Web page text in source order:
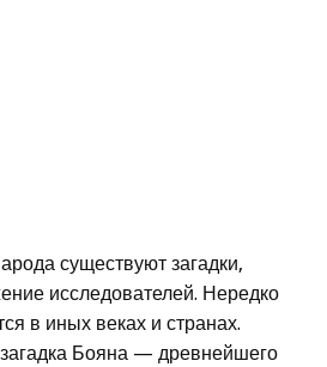
существуют загадки,
исследователей. Нередко
в иных веках и странах.
Бояна — древнейшего